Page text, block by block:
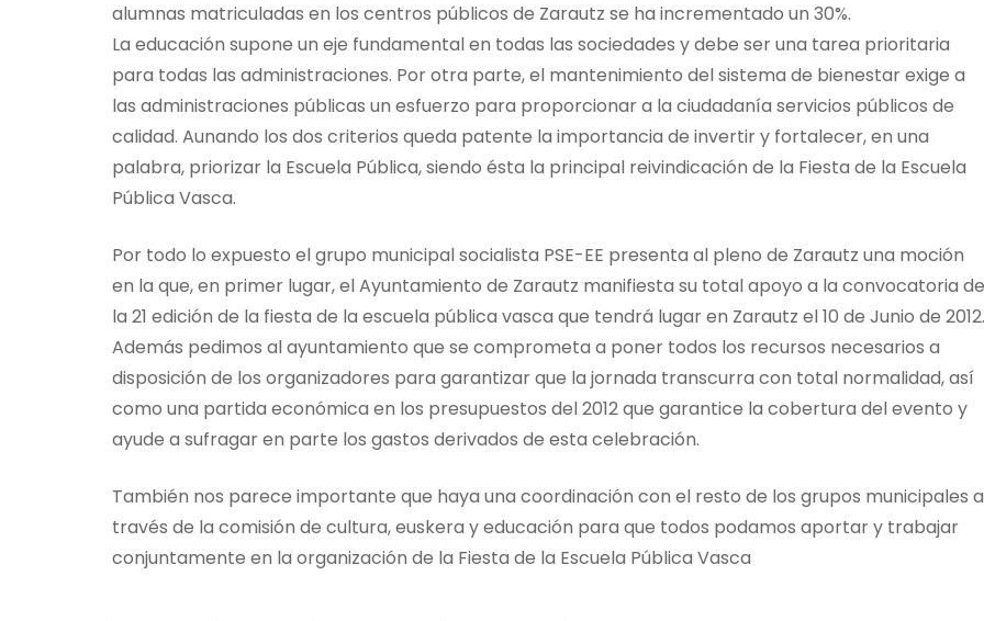
alumnas matriculadas en los centros públicos de Zarautz se ha incrementado un 30%.
La educación supone un eje fundamental en todas las sociedades y debe ser una tarea prioritaria
para todas las administraciones. Por otra parte, el mantenimiento del sistema de bienestar exige a
las administraciones públicas un esfuerzo para proporcionar a la ciudadanía servicios públicos de
calidad. Aunando los dos criterios queda patente la importancia de invertir y fortalecer, en una
palabra, priorizar la Escuela Pública, siendo ésta la principal reivindicación de la Fiesta de la Escuela
Pública Vasca.
Por todo lo expuesto el grupo municipal socialista PSE-EE presenta al pleno de Zarautz una moción
en la que, en primer lugar, el Ayuntamiento de Zarautz manifiesta su total apoyo a la convocatoria de
la 21 edición de la fiesta de la escuela pública vasca que tendrá lugar en Zarautz el 10 de Junio de 2012.
Además pedimos al ayuntamiento que se comprometa a poner todos los recursos necesarios a
disposición de los organizadores para garantizar que la jornada transcurra con total normalidad, así
como una partida económica en los presupuestos del 2012 que garantice la cobertura del evento y
ayude a sufragar en parte los gastos derivados de esta celebración.
También nos parece importante que haya una coordinación con el resto de los grupos municipales a
través de la comisión de cultura, euskera y educación para que todos podamos aportar y trabajar
conjuntamente en la organización de la Fiesta de la Escuela Pública Vasca